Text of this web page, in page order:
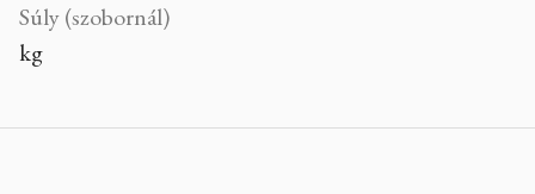
Súly (szobornál)
kg